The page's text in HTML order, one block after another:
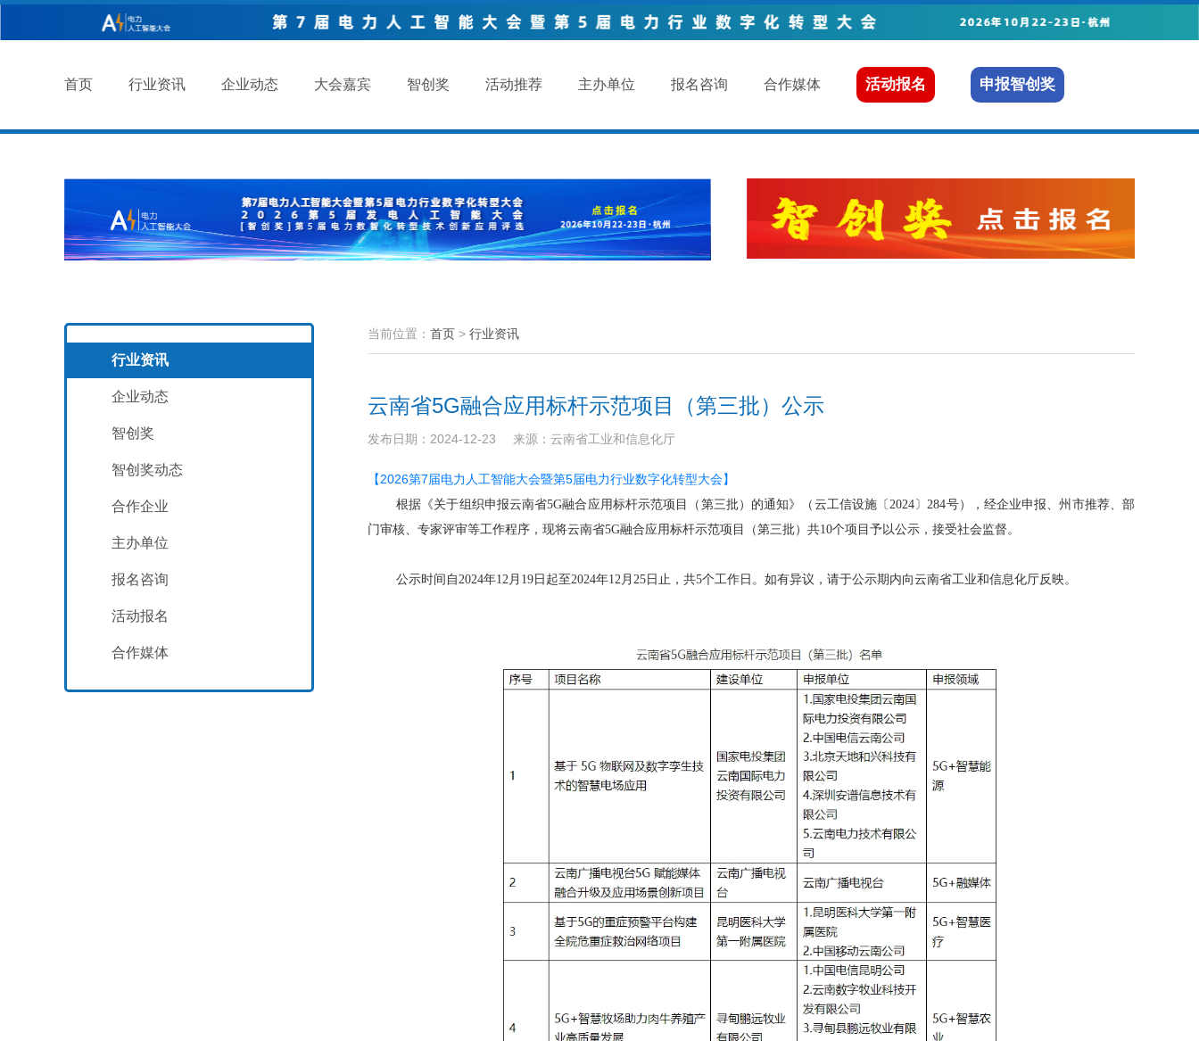
首页 行业资讯 企业动态 大会嘉宾 智创奖 活动推荐 主办单位 报名咨询 合作媒体 活动报名 申报智创奖
行业资讯
企业动态
智创奖
智创奖动态
合作企业
主办单位
报名咨询
活动报名
合作媒体
当前位置： 首页 > 行业资讯
云南省5G融合应用标杆示范项目（第三批）公示
发布日期：2024-12-23 来源：云南省工业和信息化厅
【2026第7届电力人工智能大会暨第5届电力行业数字化转型大会】
根据《关于组织申报云南省5G融合应用标杆示范项目（第三批）的通知》（云工信设施〔2024〕284号），经企业申报、州市推荐、部
门审核、专家评审等工作程序，现将云南省5G融合应用标杆示范项目（第三批）共10个项目予以公示，接受社会监督。
公示时间自2024年12月19日起至2024年12月25日止，共5个工作日。如有异议，请于公示期内向云南省工业和信息化厅反映。